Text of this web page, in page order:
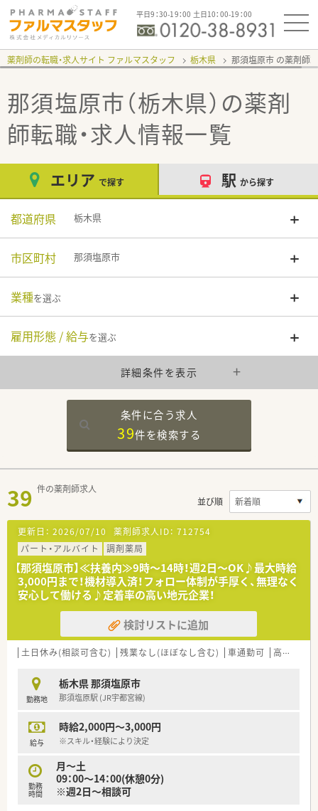
平日9：30-19：00 土日10：00-19：00
薬剤師の転職・求人サイト ファルマスタッフ 栃木県 那須塩原市
那須塩原市（栃木県） の薬剤
師転職・求人情報一覧
エリア で探す 駅 から探す
都道府県 栃木県
市区町村 那須塩原市
業種を選ぶ
雇用形態 / 給与を選ぶ
詳細条件を表示
条件に合う求人
39件を検索する
39 件の薬剤師求人
並び順
更新日： 2026/07/10 薬剤師求人ID： 712754
パート・アルバイト
調剤薬局
【那須塩原市】≪扶養内≫9時～14時！週2日～OK♪最大時給
3,000円まで！機材導入済！フォロー体制が手厚く、無理なく
安心して働ける♪定着率の高い地元企業！
検討リストに追加
土日休み(相談可含む) 残業なし(ほぼなし含む) 車通勤可 高時給(2,500円以上)
勤務地
栃木県 那須塩原市
那須塩原駅 (JR宇都宮線)
給与
時給2,000円～3,000円
※スキル・経験により決定
勤務
時間
月～土
09：00～14：00(休憩0分)
※週2日～相談可